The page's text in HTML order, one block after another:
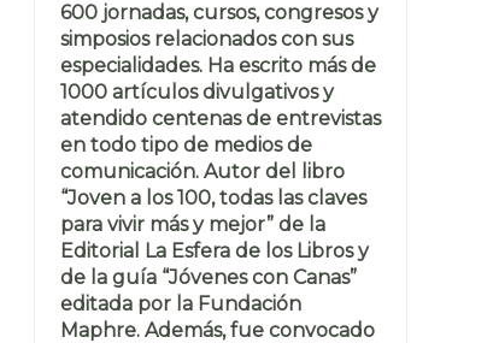
600 jornadas, cursos, congresos y
simposios relacionados con sus
especialidades. Ha escrito más de
1000 artículos divulgativos y
atendido centenas de entrevistas
en todo tipo de medios de
comunicación. Autor del libro
“Joven a los 100, todas las claves
para vivir más y mejor” de la
Editorial La Esfera de los Libros y
de la guía “Jóvenes con Canas”
editada por la Fundación
Maphre. Además, fue convocado